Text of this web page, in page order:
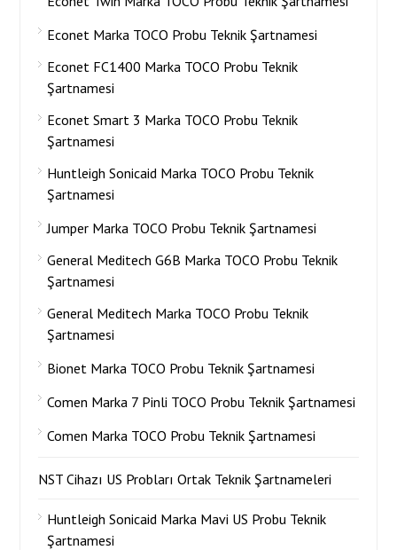
Econet Marka TOCO Probu Teknik Şartnamesi
Econet FC1400 Marka TOCO Probu Teknik
Şartnamesi
Econet Smart 3 Marka TOCO Probu Teknik
Şartnamesi
Huntleigh Sonicaid Marka TOCO Probu Teknik
Şartnamesi
Jumper Marka TOCO Probu Teknik Şartnamesi
General Meditech G6B Marka TOCO Probu Teknik
Şartnamesi
General Meditech Marka TOCO Probu Teknik
Şartnamesi
Bionet Marka TOCO Probu Teknik Şartnamesi
Comen Marka 7 Pinli TOCO Probu Teknik Şartnamesi
Comen Marka TOCO Probu Teknik Şartnamesi
NST Cihazı US Probları Ortak Teknik Şartnameleri
Huntleigh Sonicaid Marka Mavi US Probu Teknik
Şartnamesi